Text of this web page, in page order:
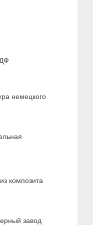
немецкого
композита
завод